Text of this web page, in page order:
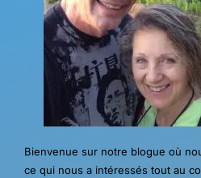
Bienvenue sur notre blogue où
ce qui nous a intéressés tout au